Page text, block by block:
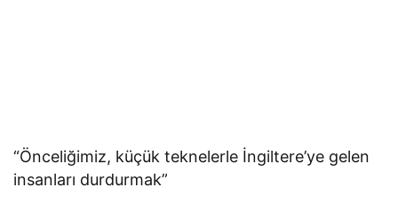
“Önceliğimiz, küçük teknelerle İngiltere’ye gelen
insanları durdurmak”